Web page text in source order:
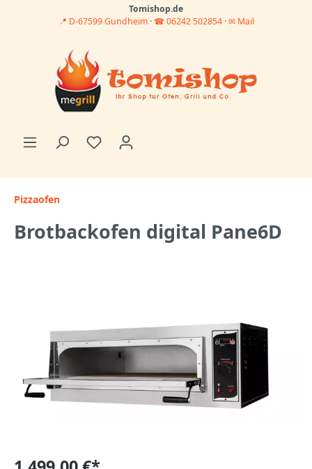
Tomishop.de
📍 D-67599 Gundheim · ☎ 06242 502854·✉ Mail
Pizzaofen
Brotbackofen digital Pane6D